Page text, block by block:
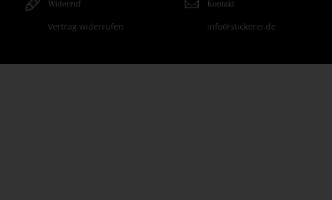
Widerruf
Vertrag widerrufen
Kontakt
info@stickerei.de